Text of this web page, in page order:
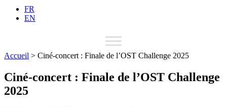
FR
EN
Accueil > Ciné-concert : Finale de l’OST Challenge 2025
Ciné-concert : Finale de l’OST Challenge
2025